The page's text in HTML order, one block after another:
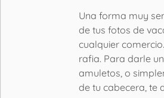
Una forma muy
de tus fotos de
cualquier
rafia. Para darle
amuletos, o
de tu cabecera, te